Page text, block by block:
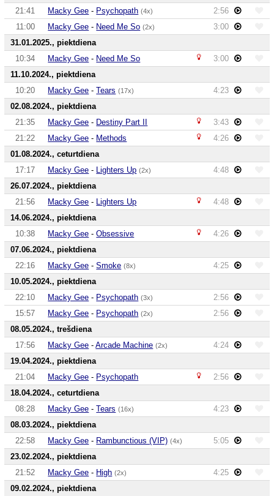
21:41
Macky Gee - Psychopath (4x)
2:56
11:00
Macky Gee - Need Me So (2x)
3:00
31.01.2025., piektdiena
10:34
Macky Gee - Need Me So
3:00
11.10.2024., piektdiena
10:20
Macky Gee -Tears (17x)
4:23
02.08.2024., piektdiena
21:35
Macky Gee - Destiny Part II
3:43
21:22
Macky Gee - Methods
4:26
01.08.2024., ceturtdiena
17:17
Macky Gee - Lighters Up (2x)
4:48
26.07.2024., piektdiena
21:56
Macky Gee - Lighters Up
4:48
14.06.2024., piektdiena
10:38
Macky Gee -Obsessive
4:26
07.06.2024., piektdiena
22:16
Macky Gee -Smoke (8x)
4:25
10.05.2024., piektdiena
22:10
Macky Gee - Psychopath (3x)
2:56
15:57
Macky Gee - Psychopath (2x)
2:56
08.05.2024., trešdiena
17:56
Macky Gee -Arcade Machine (2x)
4:24
19.04.2024., piektdiena
21:04
Macky Gee - Psychopath
2:56
18.04.2024., ceturtdiena
08:28
Macky Gee -Tears (16x)
4:23
08.03.2024., piektdiena
22:58
Macky Gee - Rambunctious (VIP) (4x)
5:05
23.02.2024., piektdiena
21:52
Macky Gee - High (2x)
4:25
09.02.2024., piektdiena